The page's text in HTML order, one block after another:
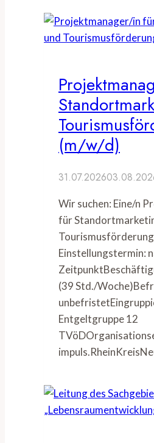
(m/w/d)
31.07.2026
Wir suchen: Eine/n
für
Einstellungstermin:
(39 Std./
Entgeltgruppe 12